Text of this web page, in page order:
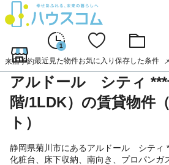
来店予約
1
最近見た物件お気に入り 保存した条件
アルドール シティ ***
階/1LDK）の賃貸物件
ト）
静岡県菊川市にあるアルドール シティ
化粧台、床下収納、南向き、プロパンガ